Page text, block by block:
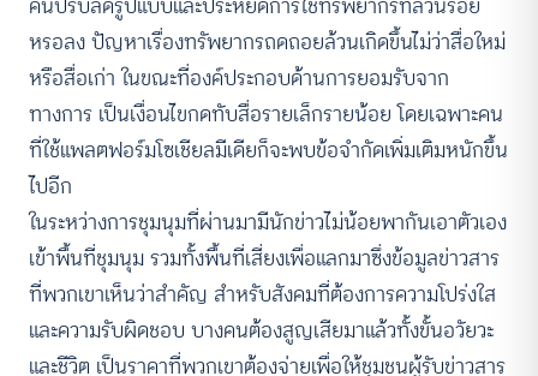
หรอลง ปัญหาเรื่องทรัพยากรถดถอยล้วนเกิดขึ้นไม่ว่าสื่อใหม่
หรือสื่อเก่า ในขณะที่องค์ประกอบด้านการยอมรับจาก
ทางการ เป็นเงื่อนไขกดทับสื่อรายเล็กรายน้อย โดยเฉพาะคน
ที่ใช้แพลตฟอร์มโซเชียลมีเดียก็จะพบข้อจำกัดเพิ่มเติมหนักขึ้น
ไปอีก
ในระหว่างการชุมนุมที่ผ่านมามีนักข่าวไม่น้อยพากันเอาตัวเอง
เข้าพื้นที่ชุมนุม รวมทั้งพื้นที่เสี่ยงเพื่อแลกมาซึ่งข้อมูลข่าวสาร
ที่พวกเขาเห็นว่าสำคัญ สำหรับสังคมที่ต้องการความโปร่งใส
และความรับผิดชอบ บางคนต้องสูญเสียมาแล้วทั้งขั้นอวัยวะ
และชีวิต เป็นราคาที่พวกเขาต้องจ่ายเพื่อให้ชุมชนผู้รับข่าวสาร